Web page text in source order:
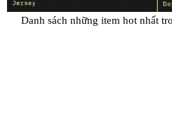
Danh sách những item hot nhất